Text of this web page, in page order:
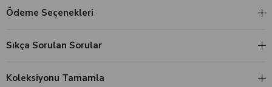
Ödeme Seçenekleri
Sıkça Sorulan Sorular
Koleksiyonu Tamamla